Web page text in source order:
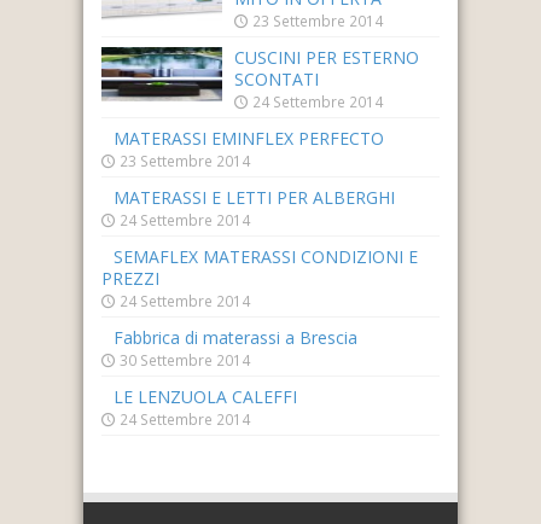
23 Settembre 2014
CUSCINI PER ESTERNO
SCONTATI
24 Settembre 2014
MATERASSI EMINFLEX PERFECTO
23 Settembre 2014
MATERASSI E LETTI PER ALBERGHI
24 Settembre 2014
SEMAFLEX MATERASSI CONDIZIONI E
PREZZI
24 Settembre 2014
Fabbrica di materassi a Brescia
30 Settembre 2014
LE LENZUOLA CALEFFI
24 Settembre 2014